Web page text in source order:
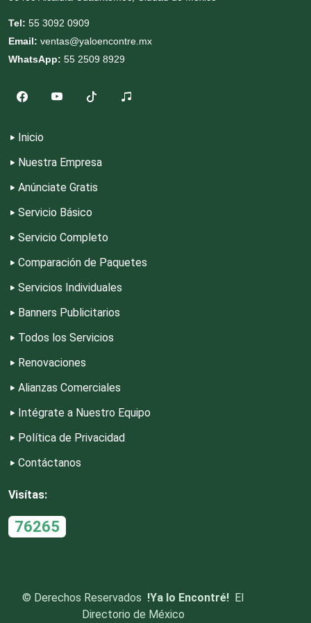
Cremerías y Salchichonerías
Deportes
Depósitos Dentales
Dermatólogos
Desarrollo de Software
Tel: 55 3092 0909
Email: ventas@yaloencontre.mx
WhatsApp: 55 2509 8929
Inicio
Nuestra Empresa
Anúnciate Gratis
Servicio Básico
Servicio Completo
Comparación de Paquetes
Servicios Individuales
Banners Publicitarios
Todos los Servicios
Renovaciones
Alianzas Comerciales
Intégrate a Nuestro Equipo
Política de Privacidad
Contáctanos
Visítas:
76265
© Derechos Reservados !Ya lo Encontré! El
Directorio de México